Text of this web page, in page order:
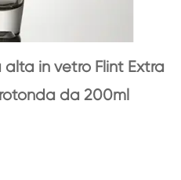
in vetro Flint Extra
da 200ml